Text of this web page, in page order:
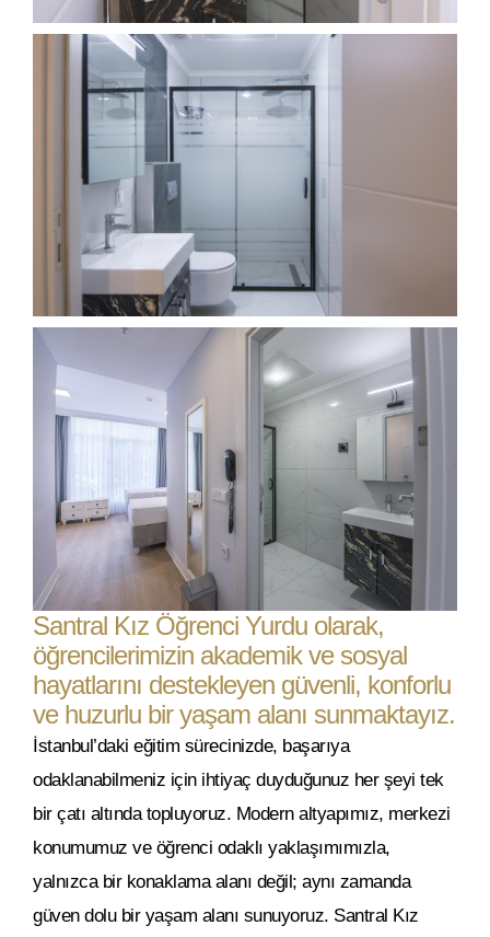
Santral Kız Öğrenci Yurdu olarak,
öğrencilerimizin akademik ve sosyal
hayatlarını destekleyen güvenli, konforlu
ve huzurlu bir yaşam alanı sunmaktayız.
İstanbul’daki eğitim sürecinizde, başarıya
odaklanabilmeniz için ihtiyaç duyduğunuz her şeyi tek
bir çatı altında topluyoruz. Modern altyapımız, merkezi
konumumuz ve öğrenci odaklı yaklaşımımızla,
yalnızca bir konaklama alanı değil; aynı zamanda
güven dolu bir yaşam alanı sunuyoruz. Santral Kız